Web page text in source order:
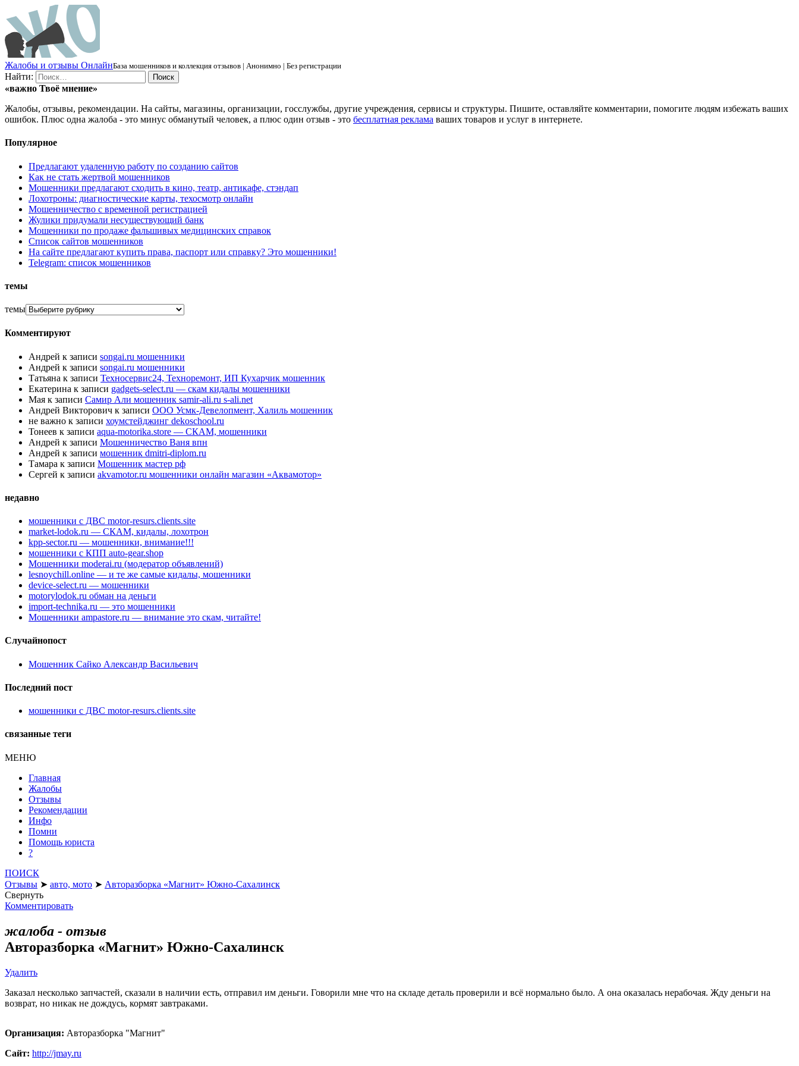
Жалобы и отзывы ОнлайнБаза мошенников и коллекция отзывов | Анонимно | Без регистрации
Найти:
«важно Твоё мнение»
Жалобы, отзывы, рекомендации. На сайты, магазины, организации, госслужбы, другие учреждения, сервисы и структуры. Пишите, оставляйте комментарии, помогите людям избежать ваших
ошибок. Плюс одна жалоба - это минус обманутый человек, а плюс один отзыв - это бесплатная реклама ваших товаров и услуг в интернете.
Популярное
Предлагают удаленную работу по созданию сайтов
Как не стать жертвой мошенников
Мошенники предлагают сходить в кино, театр, антикафе, стэндап
Лохотроны: диагностические карты, техосмотр онлайн
Мошенничество с временной регистрацией
Жулики придумали несуществующий банк
Мошенники по продаже фальшивых медицинских справок
Список сайтов мошенников
На сайте предлагают купить права, паспорт или справку? Это мошенники!
Telegram: список мошенников
темы
темы
Комментируют
Андрей к записи songai.ru мошенники
Андрей к записи songai.ru мошенники
Татьяна к записи Техносервис24, Техноремонт, ИП Кухарчик мошенник
Екатерина к записи gadgets-select.ru — скам кидалы мошенники
Мая к записи Самир Али мошенник samir-ali.ru s-ali.net
Андрей Викторович к записи ООО Усмк-Девелопмент, Халиль мошенник
не важно к записи хоумстейджинг dekoschool.ru
Тонеев к записи aqua-motorika.store — СКАМ, мошенники
Андрей к записи Мошенничество Ваня впн
Андрей к записи мошенник dmitri-diplom.ru
Тамара к записи Мошенник мастер рф
Сергей к записи akvamotor.ru мошенники онлайн магазин «Аквамотор»
недавно
мошенники с ДВС motor-resurs.clients.site
market-lodok.ru — СКАМ, кидалы, лохотрон
kpp-sector.ru — мошенники, внимание!!!
мошенники с КПП auto-gear.shop
Мошенники moderai.ru (модератор объявлений)
lesnoychill.online — и те же самые кидалы, мошенники
device-select.ru — мошенники
motorylodok.ru обман на деньги
import-technika.ru — это мошенники
Мошенники ampastore.ru — внимание это скам, читайте!
Случайнопост
Мошенник Сайко Александр Васильевич
Последний пост
мошенники с ДВС motor-resurs.clients.site
связанные теги
МЕНЮ
Главная
Жалобы
Отзывы
Рекомендации
Инфо
Помни
Помощь юриста
?
ПОИСК
Отзывы ➤ авто, мото ➤ Авторазборка «Магнит» Южно-Сахалинск
Свернуть
Комментировать
жалоба - отзыв
Авторазборка «Магнит» Южно-Сахалинск
Удалить
Заказал несколько запчастей, сказали в наличии есть, отправил им деньги. Говорили мне что на складе деталь проверили и всё нормально было. А она оказалась нерабочая. Жду деньги на
возврат, но никак не дождусь, кормят завтраками.
Организация: Авторазборка "Магнит"
Сайт: http://jmay.ru